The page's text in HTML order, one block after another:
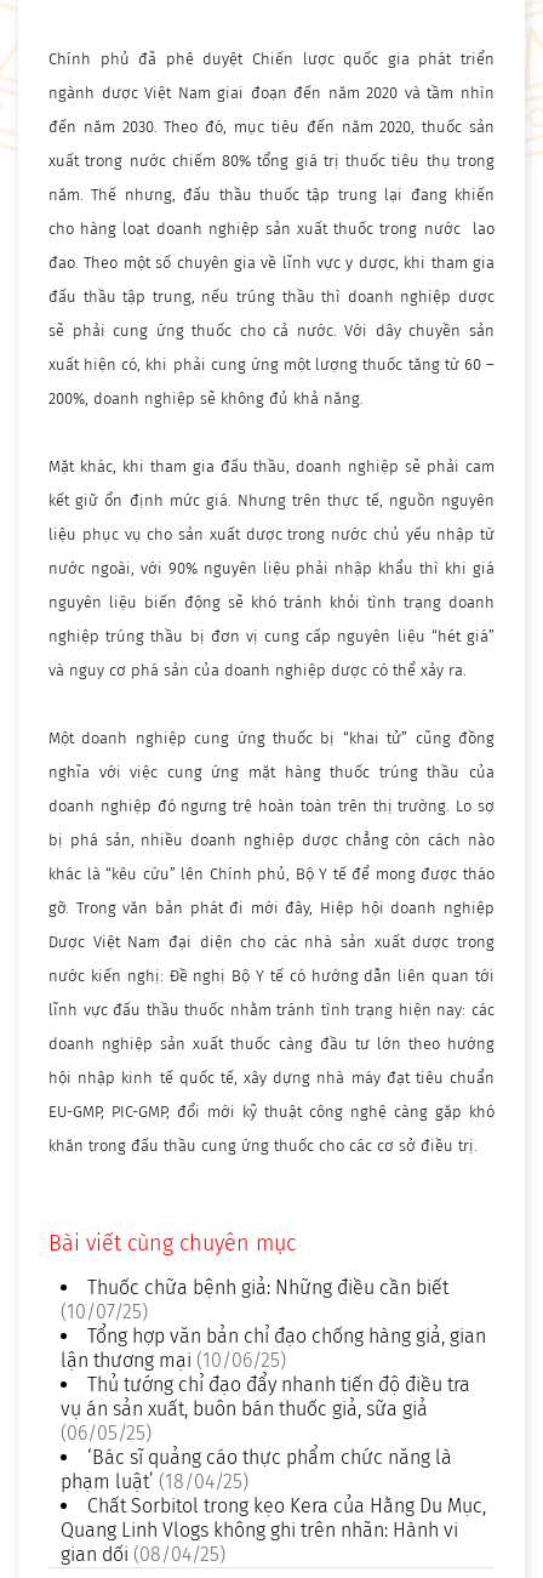
Chính phủ đã phê duyệt Chiến lược quốc gia phát triển
ngành dược Việt Nam giai đoạn đến năm 2020 và tầm nhìn
đến năm 2030. Theo đó, mục tiêu đến năm 2020, thuốc sản
xuất trong nước chiếm 80% tổng giá trị thuốc tiêu thụ trong
năm. Thế nhưng, đấu thầu thuốc tập trung lại đang khiến
cho hàng loạt doanh nghiệp sản xuất thuốc trong nước lao
đao. Theo một số chuyên gia về lĩnh vực y dược, khi tham gia
đấu thầu tập trung, nếu trúng thầu thì doanh nghiệp dược
sẽ phải cung ứng thuốc cho cả nước. Với dây chuyền sản
xuất hiện có, khi phải cung ứng một lượng thuốc tăng từ 60 –
200%, doanh nghiệp sẽ không đủ khả năng.
Mặt khác, khi tham gia đấu thầu, doanh nghiệp sẽ phải cam
kết giữ ổn định mức giá. Nhưng trên thực tế, nguồn nguyên
liệu phục vụ cho sản xuất dược trong nước chủ yếu nhập từ
nước ngoài, với 90% nguyên liệu phải nhập khẩu thì khi giá
nguyên liệu biến động sẽ khó tránh khỏi tình trạng doanh
nghiệp trúng thầu bị đơn vị cung cấp nguyên liệu “hét giá”
và nguy cơ phá sản của doanh nghiệp dược có thể xảy ra.
Một doanh nghiệp cung ứng thuốc bị “khai tử” cũng đồng
nghĩa với việc cung ứng mặt hàng thuốc trúng thầu của
doanh nghiệp đó ngưng trệ hoàn toàn trên thị trường. Lo sợ
bị phá sản, nhiều doanh nghiệp dược chẳng còn cách nào
khác là “kêu cứu” lên Chính phủ, Bộ Y tế để mong được tháo
gỡ. Trong văn bản phát đi mới đây, Hiệp hội doanh nghiệp
Dược Việt Nam đại diện cho các nhà sản xuất dược trong
nước kiến nghị: Đề nghị Bộ Y tế có hướng dẫn liên quan tới
lĩnh vực đấu thầu thuốc nhằm tránh tình trạng hiện nay: các
doanh nghiệp sản xuất thuốc càng đầu tư lớn theo hướng
hội nhập kinh tế quốc tế, xây dựng nhà máy đạt tiêu chuẩn
EU-GMP, PIC-GMP, đổi mới kỹ thuật công nghệ càng gặp khó
khăn trong đấu thầu cung ứng thuốc cho các cơ sở điều trị.
Bài viết cùng chuyên mục
Thuốc chữa bệnh giả: Những điều cần biết
(10/07/25)
Tổng hợp văn bản chỉ đạo chống hàng giả, gian
lận thương mại (10/06/25)
Thủ tướng chỉ đạo đẩy nhanh tiến độ điều tra
vụ án sản xuất, buôn bán thuốc giả, sữa giả
(06/05/25)
‘Bác sĩ quảng cáo thực phẩm chức năng là
phạm luật’ (18/04/25)
Chất Sorbitol trong kẹo Kera của Hằng Du Mục,
Quang Linh Vlogs không ghi trên nhãn: Hành vi
gian dối (08/04/25)